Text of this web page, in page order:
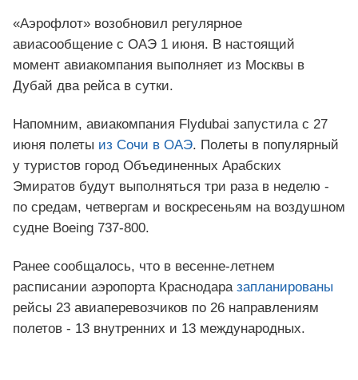
«Аэрофлот» возобновил регулярное
авиасообщение с ОАЭ 1 июня. В настоящий
момент авиакомпания выполняет из Москвы в
Дубай два рейса в сутки.
Напомним, авиакомпания Flydubai запустила с 27
июня полеты из Сочи в ОАЭ. Полеты в популярный
у туристов город Объединенных Арабских
Эмиратов будут выполняться три раза в неделю -
по средам, четвергам и воскресеньям на воздушном
судне Boeing 737-800.
Ранее сообщалось, что в весенне‑летнем
расписании аэропорта Краснодара запланированы
рейсы 23 авиаперевозчиков по 26 направлениям
полетов - 13 внутренних и 13 международных.